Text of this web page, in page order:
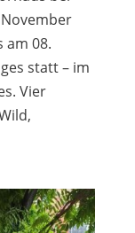
am 08.
statt – im
Vier